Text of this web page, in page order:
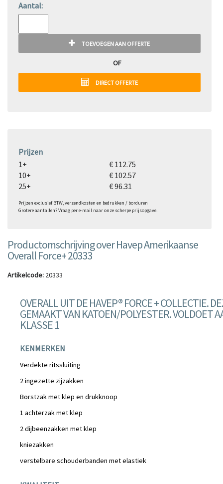
Aantal:
TOEVOEGEN AAN OFFERTE
OF
DIRECT OFFERTE
Prijzen
1+
€ 112.75
10+
€ 102.57
25+
€ 96.31
Prijzen exclusief BTW, verzendkosten en bedrukken / borduren
Grotere aantallen? Vraag per e-mail naar onze scherpe prijsopgave.
Productomschrijving over Havep Amerikaanse
Overall Force+ 20333
Artikelcode: 20333
OVERALL UIT DE HAVEP® FORCE + COLLECTIE.
GEMAAKT VAN KATOEN/POLYESTER. VOLDOET
KLASSE 1
KENMERKEN
Verdekte ritssluiting
2 ingezette zijzakken
Borstzak met klep en drukknoop
1 achterzak met klep
2 dijbeenzakken met klep
kniezakken
verstelbare schouderbanden met elastiek